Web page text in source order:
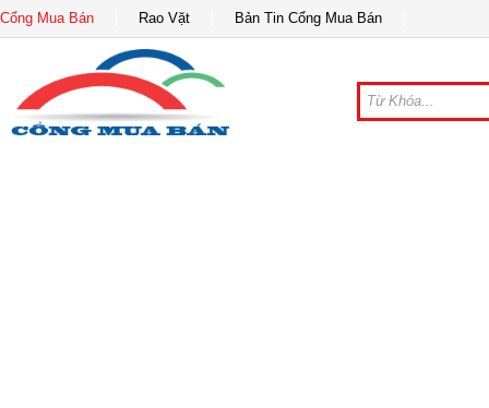
Cổng Mua Bán Rao Vặt Bản Tin Cổng Mua Bán